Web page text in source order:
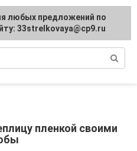
теплиц
пленкой своими
любых предложений по
33strelkovaya@cp9.ru